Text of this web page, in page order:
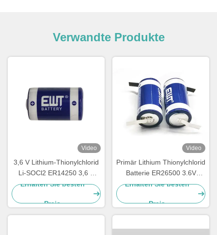
Verwandte Produkte
Video
3,6 V Lithium-Thionylchlorid
Li-SOCl2 ER14250 3,6 V
1200 mAh 1/2AA TL-4902,
TLL-5902, LS14250, XL-
050F, SB-AA02, PT-2150
Erhalten Sie besten
Preis
Video
Primär Lithium Thionylchlorid
Batterie ER26500 3.6V
8500mAh LSH14 Lithium
Erhalten Sie besten
Preis